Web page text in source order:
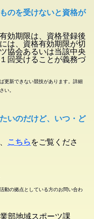
のを受けないと資格が
効期限は、資格登録後
は、資格有効期限が切
協会あるいは当該中央
回受けることが義務づ
更新できない競技があります。詳細
い。
いのだけど、いつ・ど
こちら をご覧くださ
動の拠点としている方のお問い合わ
業部地域スポーツ課